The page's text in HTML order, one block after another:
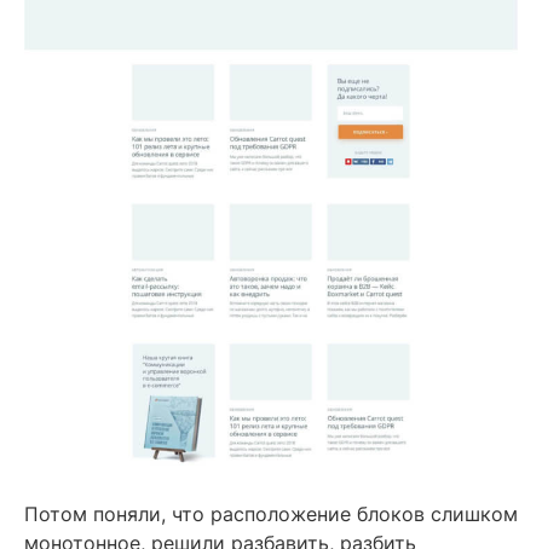
Потом поняли, что расположение блоков слишком
монотонное, решили разбавить, разбить